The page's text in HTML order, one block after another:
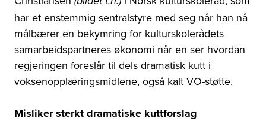
har et enstemmig sentralstyre med seg når han nå
målbærer en bekymring for kulturskolerådets
samarbeidspartneres økonomi når en ser hvordan
regjeringen foreslår til dels dramatisk kutt i
voksenopplæringsmidlene, også kalt VO-støtte.
Misliker sterkt dramatiske kuttforslag